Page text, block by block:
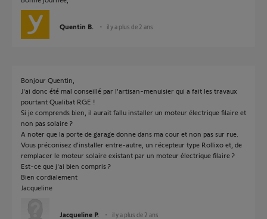
Quentin B. il y a plus de 2 ans
Bonjour Quentin,
J'ai donc été mal conseillé par l'artisan-menuisier qui a fait les travaux
pourtant Qualibat RGE !
Si je comprends bien, il aurait fallu installer un moteur électrique filaire et
non pas solaire ?
A noter que la porte de garage donne dans ma cour et non pas sur rue.
Vous préconisez d'installer entre-autre, un récepteur type Rollixo et, de
remplacer le moteur solaire existant par un moteur électrique filaire ?
Est-ce que j'ai bien compris ?
Bien cordialement
Jacqueline
Jacqueline P. il y a plus de 2 ans